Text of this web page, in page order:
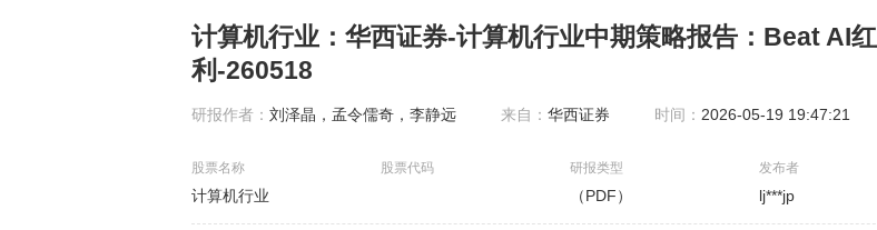
计算机行业：华西证券-计算机行业中期策略报告：Beat AI红
利-260518
研报作者： 刘泽晶，孟令儒奇，李静远 来自： 华西证券 时间： 2026-05-19 19:47:21
股票名称
计算机行业
股票代码 研报类型
（PDF）
发布者
lj***jp